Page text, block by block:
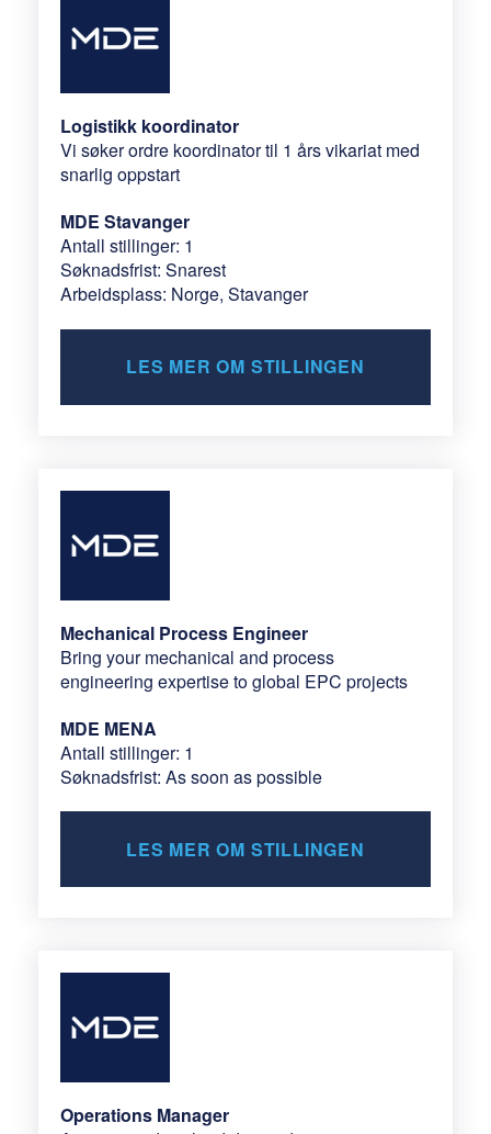
Logistikk koordinator
Vi søker ordre koordinator til 1 års vikariat med
snarlig oppstart
MDE Stavanger
Antall stillinger: 1
Søknadsfrist: Snarest
Arbeidsplass: Norge, Stavanger
LES MER OM STILLINGEN
Mechanical Process Engineer
Bring your mechanical and process
engineering expertise to global EPC projects
MDE MENA
Antall stillinger: 1
Søknadsfrist: As soon as possible
LES MER OM STILLINGEN
Operations Manager